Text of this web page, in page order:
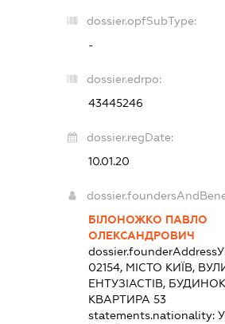
dossier.opfSubType:
-
dossier.edrpo:
43445246
dossier.regDate:
10.01.20
БІЛОНОЖКО ПАВЛО
ОЛЕКСАНДРОВИЧ
dossier.founderAddress
02154, МІСТО КИЇВ,
ЕНТУЗІАСТІВ,
КВАРТИРА 53
statements.nationality: